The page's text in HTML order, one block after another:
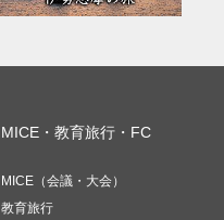
MICE・教育旅行・FC
MICE（会議・大会）
教育旅行